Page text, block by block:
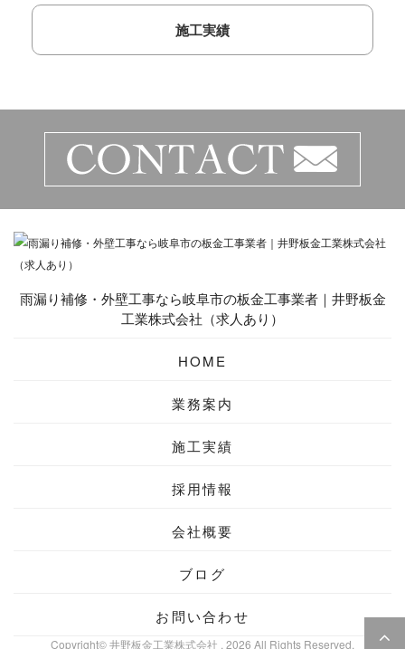
施工実績
雨漏り補修・外壁工事なら岐阜市の板金工事業者｜井野板金
工業株式会社（求人あり）
HOME
業務案内
施工実績
採用情報
会社概要
ブログ
お問い合わせ
Copyright© 井野板金工業株式会社 , 2026 All Rights Reserved.